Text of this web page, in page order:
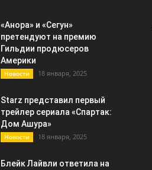
«Анора» и «Сегун»
претендуют на премию
Гильдии продюсеров
Америки
Новости 18 января, 2025
Starz представил первый
трейлер сериала «Спартак:
Дом Ашура»
Новости 18 января, 2025
Блейк Лайвли ответила на